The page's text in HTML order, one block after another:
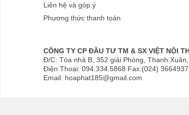
Liên hệ và góp ý
Phương thức thanh toán
CÔNG TY CP ĐẦU TƯ TM & SX VIỆT NỘI
Đ/C: Tòa nhà B, 352 giải Phóng, Thanh
Điện Thoại: 094.334.5868 Fax:(024)
Email: hoaphat185@gmail.com